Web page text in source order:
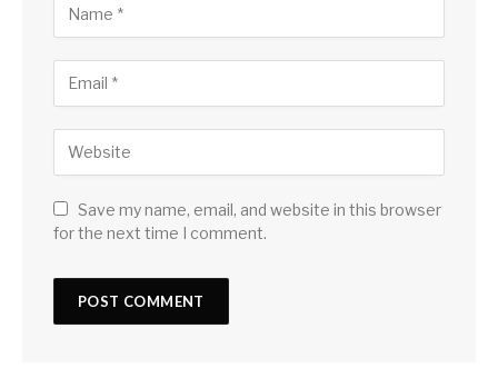
Save my name, email, and website in this browser
for the next time I comment.